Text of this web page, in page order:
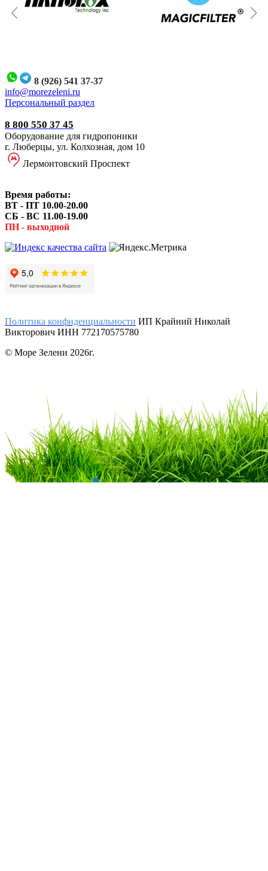
8 (926) 541 37-37
info@morezeleni.ru
Персональный раздел
8 800 550 37 45
Оборудование для гидропоники
г. Люберцы, ул. Колхозная, дом 10
Лермонтовский Проспект
Время работы:
ВТ - ПТ 10.00-20.00
СБ - ВС 11.00-19.00
ПН - выходной
Политика конфиденциальности ИП Крайний Николай
Викторович ИНН 772170575780
© Море Зелени 2026г.